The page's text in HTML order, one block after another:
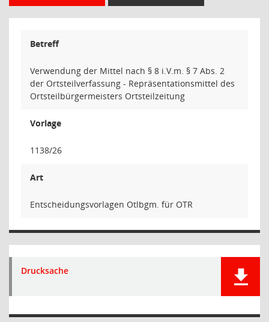
Betreff
Verwendung der Mittel nach § 8 i.V.m. § 7 Abs. 2
der Ortsteilverfassung - Repräsentationsmittel des
Ortsteilbürgermeisters Ortsteilzeitung
Vorlage
1138/26
Art
Entscheidungsvorlagen Otlbgm. für OTR
Drucksache